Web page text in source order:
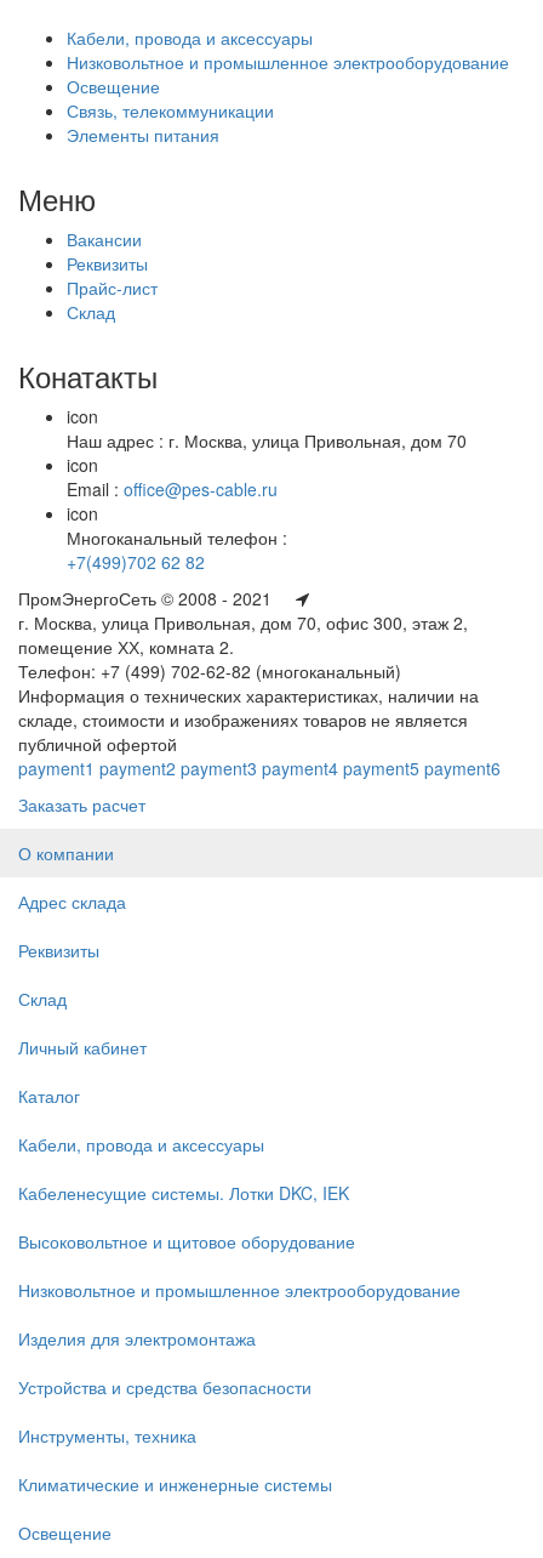
Кабели, провода и аксессуары
Низковольтное и промышленное электрооборудование
Освещение
Связь, телекоммуникации
Элементы питания
Меню
Вакансии
Реквизиты
Прайс-лист
Склад
Конатакты
icon
Наш адрес : г. Москва, улица Привольная, дом 70
icon
Email : office@pes-cable.ru
icon
Многоканальный телефон :
+7(499)702 62 82
ПромЭнергоСеть © 2008 - 2021
г. Москва, улица Привольная, дом 70, офис 300, этаж 2,
помещение ХХ, комната 2.
Телефон: +7 (499) 702-62-82 (многоканальный)
Информация о технических характеристиках, наличии на
складе, стоимости и изображениях товаров не является
публичной офертой
payment1 payment2 payment3 payment4 payment5 payment6
Заказать расчет
О компании
Адрес склада
Реквизиты
Склад
Личный кабинет
Каталог
Кабели, провода и аксессуары
Кабеленесущие системы. Лотки DKC, IEK
Высоковольтное и щитовое оборудование
Низковольтное и промышленное электрооборудование
Изделия для электромонтажа
Устройства и средства безопасности
Инструменты, техника
Климатические и инженерные системы
Освещение